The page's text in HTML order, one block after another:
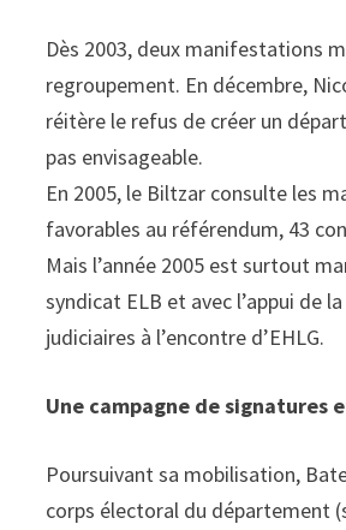
Dès 2003, deux manifestations
regroupement. En décembre,
réitère le refus de créer un
pas envisageable.
En 2005, le Biltzar consulte les
favorables au référendum, 43
Mais l’année 2005 est surtout
syndicat ELB et avec l’appui de
judiciaires à l’encontre d’EHLG.
Une campagne de signatures
Poursuivant sa mobilisation,
corps électoral du département